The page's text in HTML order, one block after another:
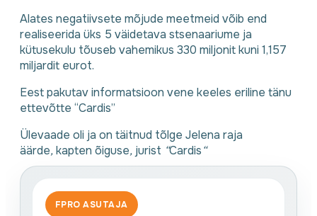
Alates negatiivsete mõjude meetmeid võib end
realiseerida üks 5 väidetava stsenaariume ja
kütusekulu tõuseb vahemikus 330 miljonit kuni 1,157
miljardit eurot.
Eest pakutav informatsioon vene keeles eriline tänu
ettevõtte “Cardis”
Ülevaade oli ja on täitnud tõlge Jelena raja
äärde,kapten õiguse, jurist “Cardis“
FPRO ASUTAJA